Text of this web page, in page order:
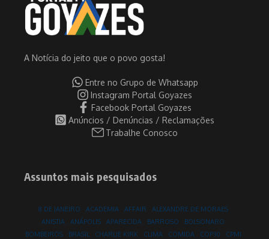
A Notícia do jeito que o povo gosta!
Entre no Grupo de Whatsapp
Instagram Portal Goyazes
Facebook Portal Goyazes
Anúncios / Denúncias / Reclamações
Trabalhe Conosco
Assuntos mais pesquisados
8 DE JANEIRO ACADEMIA AFFAIR
ALEXANDRE DE MORAES
ANISTIA
ANÁPOLIS APARECIDA BARROSO
BOLSONARO
BOMBEIROS
BRASIL CHARLIE KIRK CLIMA COMIDA COP30
CPMI